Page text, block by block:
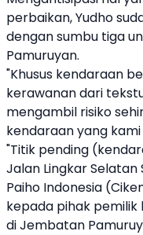
perbaikan, Yudho
dengan sumbu tiga
Pamuruyan.
"Khusus kendaraan
kerawanan dari
mengambil risiko
kendaraan yang
"Titik pending
Jalan Lingkar Selatan
Paiho Indonesia
kepada pihak
di Jembatan